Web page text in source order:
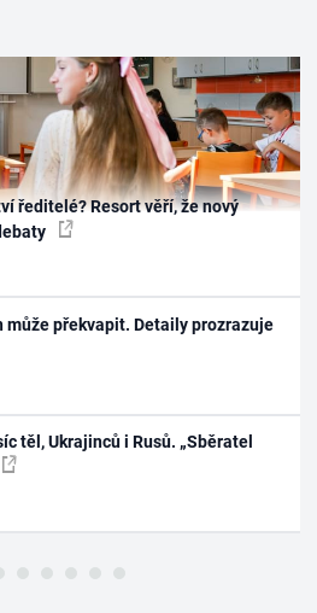
ředitelé? Resort věří, že nový
může překvapit. Detaily prozrazuje
těl, Ukrajinců i Rusů. „Sběratel